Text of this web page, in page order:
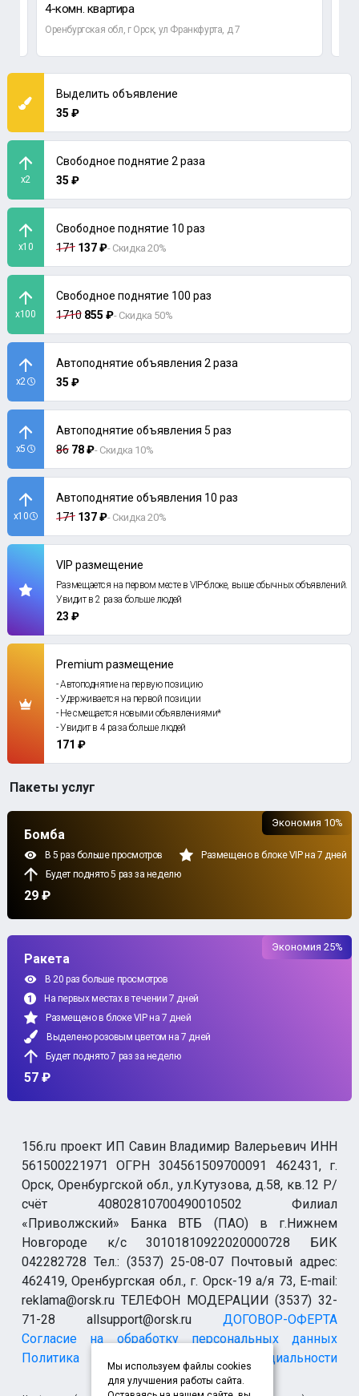
4-комн. квартира
Оренбургская обл, г Орск, ул Франкфурта, д 7
Выделить объявление
35 ₽
x2
Свободное поднятие 2 раза
35 ₽
x10
Свободное поднятие 10 раз
171 137 ₽- Скидка 20%
x100
Свободное поднятие 100 раз
1710 855 ₽- Скидка 50%
x2
Автоподнятие объявления 2 раза
35 ₽
x5
Автоподнятие объявления 5 раз
86 78 ₽- Скидка 10%
x10
Автоподнятие объявления 10 раз
171 137 ₽- Скидка 20%
VIP размещение
Размещается на первом месте в VIP-блоке, выше обычных объявлений.
Увидит в 2 раза больше людей
23 ₽
Premium размещение
- Автоподнятие на первую позицию
- Удерживается на первой позиции
- Не смещается новыми объявлениями*
- Увидит в 4 раза больше людей
171 ₽
Пакеты услуг
Бомба
В 5 раз больше просмотров
Размещено в блоке VIP на 7 дней
Будет поднято 5 раз за неделю
29 ₽
Экономия 10%
Ракета
В 20 раз больше просмотров
На первых местах в течении 7 дней
Размещено в блоке VIP на 7 дней
Выделено розовым цветом на 7 дней
Будет поднято 7 раз за неделю
57 ₽
Экономия 25%
156.ru проект ИП Савин Владимир Валерьевич ИНН
561500221971 ОГРН 304561509700091 462431, г.
Орск, Оренбургской обл., ул.Кутузова, д.58, кв.12 Р/
счёт 40802810700490010502 Филиал
«Приволжский» Банка ВТБ (ПАО) в г.Нижнем
Новгороде к/с 30101810922020000728 БИК
042282728 Тел.: (3537) 25-08-07 Почтовый адрес:
462419, Оренбургская обл., г. Орск-19 а/я 73, E-mail:
reklama@orsk.ru ТЕЛЕФОН МОДЕРАЦИИ (3537) 32-
71-28 allsupport@orsk.ruДОГОВОР-ОФЕРТА
Согласие на обработку персональных данных
Политика конфиденциальности
Мы используем файлы cookies
для улучшения работы сайта.